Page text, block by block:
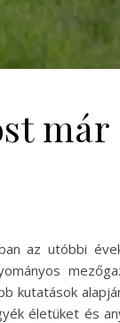
az utóbbi
kutatások
életüket és